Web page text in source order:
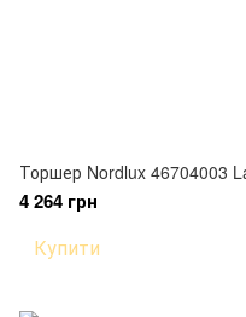
Торшер Nordlux 46704003
4 264 грн
Купити